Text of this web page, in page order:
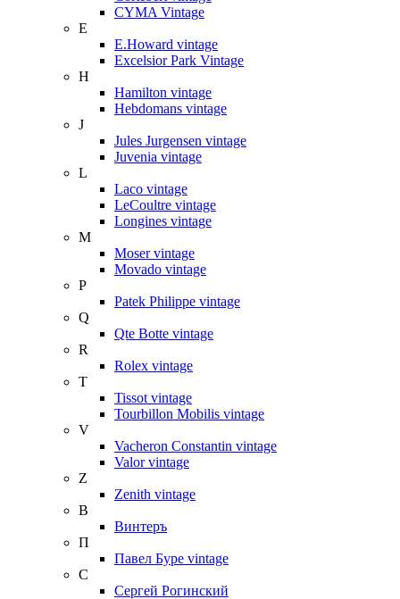
CYMA Vintage
E
E.Howard vintage
Excelsior Park Vintage
H
Hamilton vintage
Hebdomans vintage
J
Jules Jurgensen vintage
Juvenia vintage
L
Laco vintage
LeCoultre vintage
Longines vintage
M
Moser vintage
Movado vintage
P
Patek Philippe vintage
Q
Qte Botte vintage
R
Rolex vintage
T
Tissot vintage
Tourbillon Mobilis vintage
V
Vacheron Constantin vintage
Valor vintage
Z
Zenith vintage
В
Винтеръ
П
Павел Буре vintage
С
Сергей Рогинский